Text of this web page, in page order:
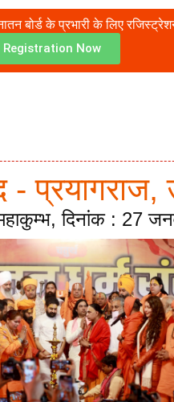
बोर्ड के प्रभारी के लिए
Registration Now
प्रयागराज,
दिनांक : 27